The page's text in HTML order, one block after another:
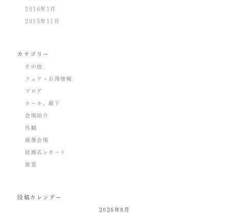
2016年1月
2015年11月
カテゴリー
その他
フェア・お得情報
ブログ
ホール、廊下
会場紹介
外観
画像会場
結婚式レポート
食堂
投稿カレンダー
2026年8月